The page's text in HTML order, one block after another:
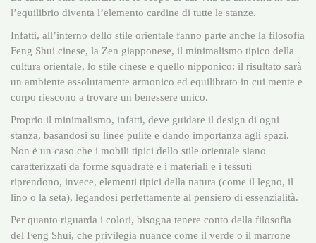
l’equilibrio diventa l’elemento cardine di tutte le stanze.
Infatti, all’interno dello stile orientale fanno parte anche la filosofia
Feng Shui cinese, la Zen giapponese, il minimalismo tipico della
cultura orientale, lo stile cinese e quello nipponico: il risultato sarà
un ambiente assolutamente armonico ed equilibrato in cui mente e
corpo riescono a trovare un benessere unico.
Proprio il minimalismo, infatti, deve guidare il design di ogni
stanza, basandosi su linee pulite e dando importanza agli spazi.
Non è un caso che i mobili tipici dello stile orientale siano
caratterizzati da forme squadrate e i materiali e i tessuti
riprendono, invece, elementi tipici della natura (come il legno, il
lino o la seta), legandosi perfettamente al pensiero di essenzialità.
Per quanto riguarda i colori, bisogna tenere conto della filosofia
del Feng Shui, che privilegia nuance come il verde o il marrone